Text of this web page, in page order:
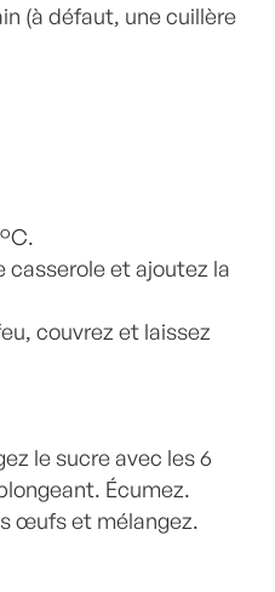
(à défaut, une cuillère
casserole et ajoutez la
couvrez et laissez
le sucre avec les 6
Écumez.
œufs et mélangez.